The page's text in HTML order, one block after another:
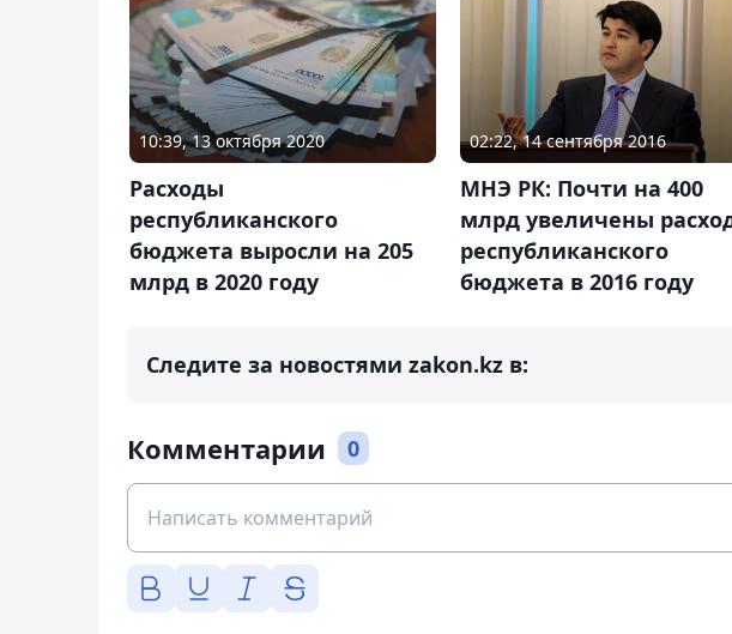
10:39, 13 октября 2020
Расходы
республиканского
бюджета выросли на 205
млрд в 2020 году
02:22, 14 сентября 2016
МНЭ РК: Почти на 400
млрд увеличены
республиканского
бюджета в 2016 году
Следите за новостями zakon.kz в:
Комментарии 0